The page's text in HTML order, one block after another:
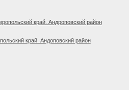
край. Андроповский район
край. Андоповский район